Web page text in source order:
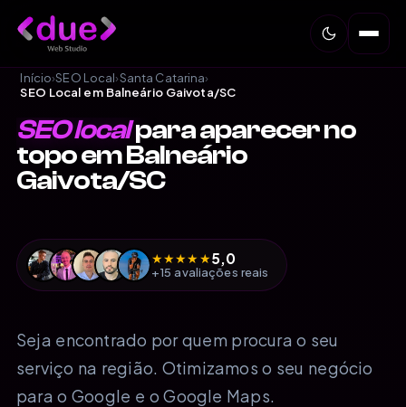
Início›SEO Local›Santa Catarina›
SEO Local em Balneário Gaivota/SC
SEO localpara aparecer no
topo em Balneário
Gaivota/SC
★★★★★5,0
+15 avaliações reais
Seja encontrado por quem procura o seu
serviço na região. Otimizamos o seu negócio
para o Google e o Google Maps.